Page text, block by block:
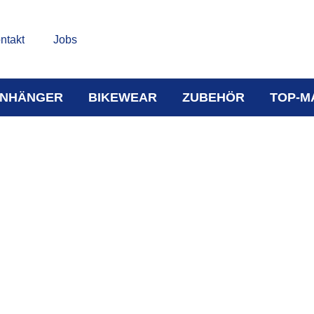
Jobs
BIKEWEAR ZUBEHÖR TOP-